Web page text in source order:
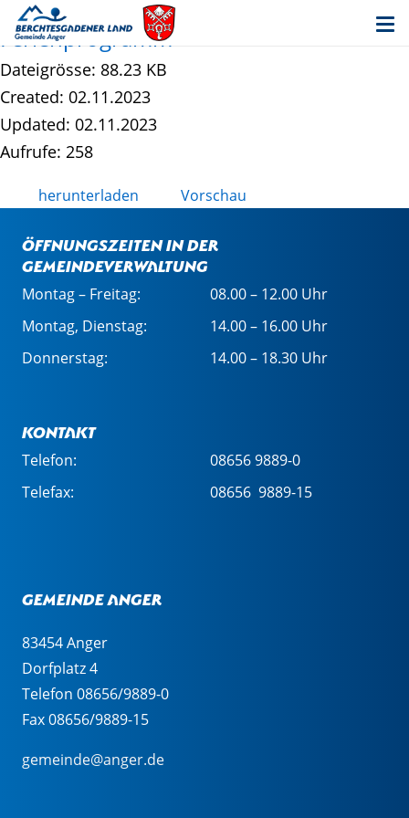
Information nach DSGVO -
Ferienprogramm
Dateigrösse: 88.23 KB
Created: 02.11.2023
Updated: 02.11.2023
Aufrufe: 258
herunterladen Vorschau
Öffnungszeiten in der
Gemeindeverwaltung
Montag – Freitag:
08.00 – 12.00 Uhr
Montag, Dienstag:
14.00 – 16.00 Uhr
Donnerstag:
14.00 – 18.30 Uhr
Kontakt
Telefon:
08656 9889-0
Telefax:
08656 9889-15
Gemeinde Anger
83454 Anger
Dorfplatz 4
Telefon 08656/9889-0
Fax 08656/9889-15
gemeinde@anger.de